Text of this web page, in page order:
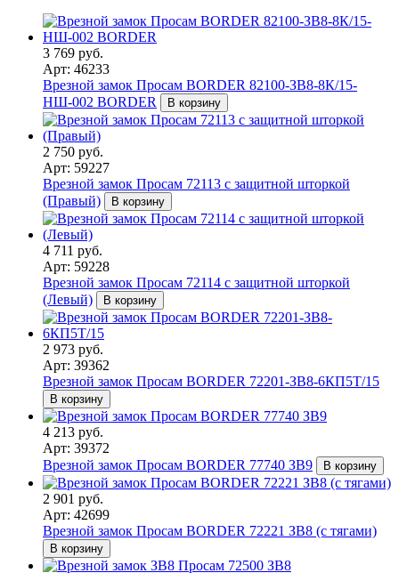
3 769 руб.
Арт: 46233
Врезной замок Просам BORDER 82100-ЗВ8-8К/15-
НШ-002 BORDER
В корзину
2 750 руб.
Арт: 59227
Врезной замок Просам 72113 с защитной шторкой
(Правый)
В корзину
4 711 руб.
Арт: 59228
Врезной замок Просам 72114 с защитной шторкой
(Левый)
В корзину
2 973 руб.
Арт: 39362
Врезной замок Просам BORDER 72201-ЗВ8-6КП5Т/15
В корзину
4 213 руб.
Арт: 39372
Врезной замок Просам BORDER 77740 ЗВ9
В корзину
2 901 руб.
Арт: 42699
Врезной замок Просам BORDER 72221 ЗВ8 (с тягами)
В корзину